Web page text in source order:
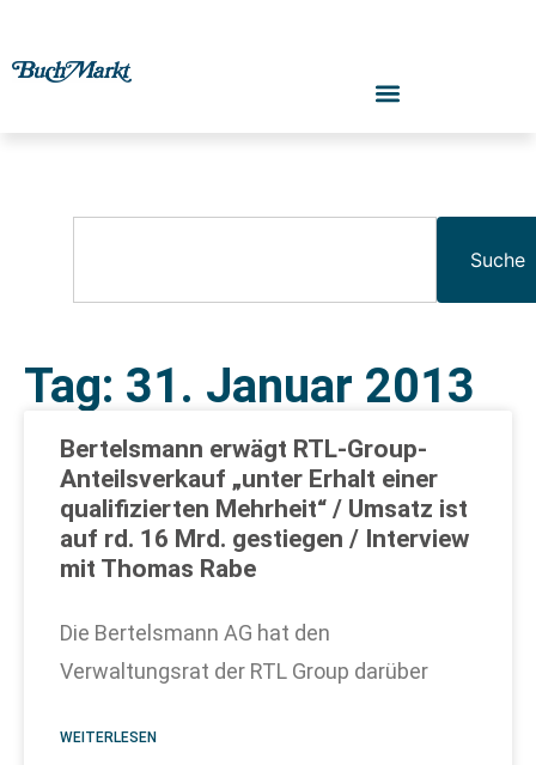
Suche
Tag: 31. Januar 2013
Bertelsmann erwägt RTL-Group-
Anteilsverkauf „unter Erhalt einer
qualifizierten Mehrheit“ / Umsatz ist
auf rd. 16 Mrd. gestiegen / Interview
mit Thomas Rabe
Die Bertelsmann AG hat den
Verwaltungsrat der RTL Group darüber
WEITERLESEN